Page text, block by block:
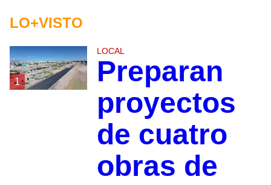
LO+VISTO
1
LOCAL
Preparan
proyectos
de cuatro
obras de